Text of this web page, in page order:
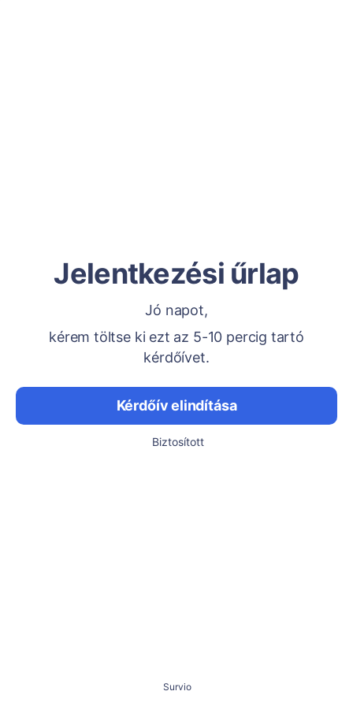
Jelentkezési űrlap
Jó napot,
kérem töltse ki ezt az 5-10 percig tartó
kérdőívet.
Kérdőív elindítása
Biztosított
Survio